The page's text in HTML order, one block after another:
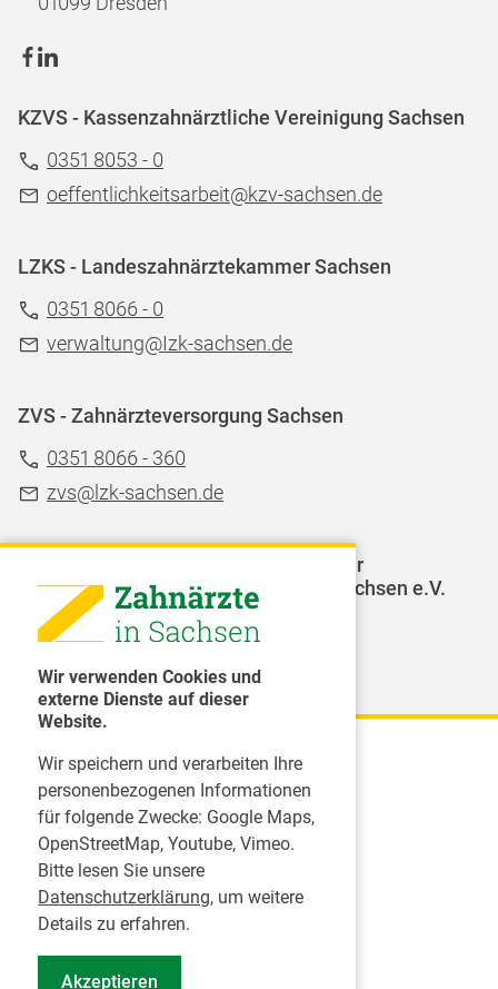
Wir verwenden Cookies und
externe Dienste auf dieser
Website.
Wir speichern und verarbeiten Ihre
personenbezogenen Informationen
für folgende Zwecke: Google Maps,
OpenStreetMap, Youtube, Vimeo.
Bitte lesen Sie unsere
Datenschutzerklärung, um weitere
Details zu erfahren.
Akzeptieren
KZVS - Kassenzahnärztliche Vereinigung Sachsen
0351 8053 - 0
oeffentlichkeitsarbeit@kzv-sachsen.de
LZKS - Landeszahnärztekammer Sachsen
0351 8066 - 0
verwaltung@Izk-sachsen.de
ZVS - Zahnärzteversorgung Sachsen
0351 8066 - 360
zvs@lzk-sachsen.de
LAGZ - Landesarbeitsgemeinschaft für
Jugendzahnpflege des Freistaates Sachsen e.V.
Karriere
Inserate
Praktikum in einer Zahnarztpraxis
Jobs im Zahnärztehaus
Presse
Pressemitteilungen